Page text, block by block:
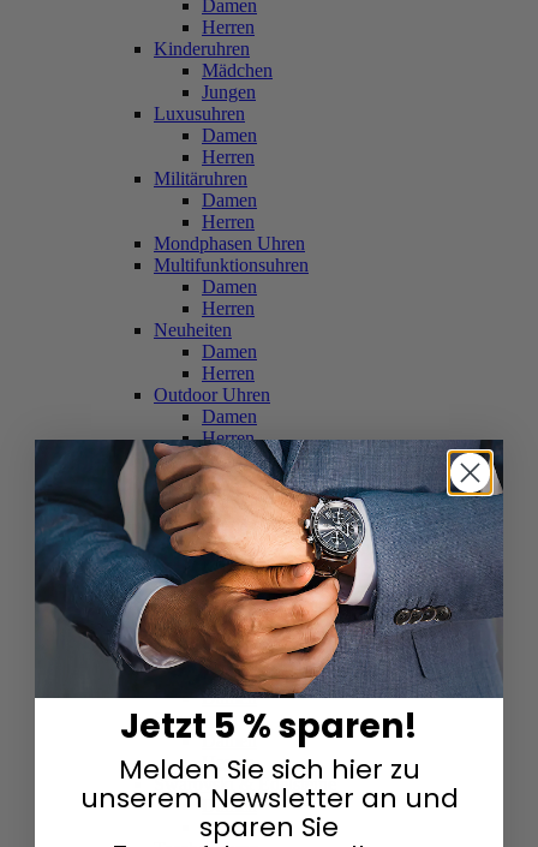
Damen
Herren
Kinderuhren
Mädchen
Jungen
Luxusuhren
Damen
Herren
Militäruhren
Damen
Herren
Mondphasen Uhren
Multifunktionsuhren
Damen
Herren
Neuheiten
Damen
Herren
Outdoor Uhren
Damen
Herren
Schweizer Uhren
Damen
Herren
Skelettuhren
Damen
Herren
Smartwatches
Damen
Herren
Solaruhren
Herren
Damen
Sportuhren
Damen
Herren
Swarovski & Edelsteine
Damen
Herren
Jetzt 5 % sparen!
Melden Sie sich hier zu
unserem Newsletter an und
sparen Sie